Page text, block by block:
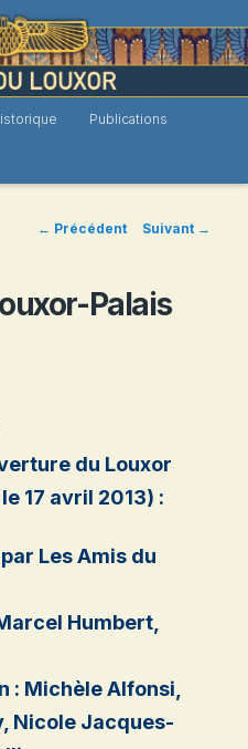
Publications
Navigation
← Précédent Suivant →
Palais
du Louxor
17 avril 2013) :
Les Amis du
Humbert,
: Michèle Alfonsi,
Nicole Jacques-